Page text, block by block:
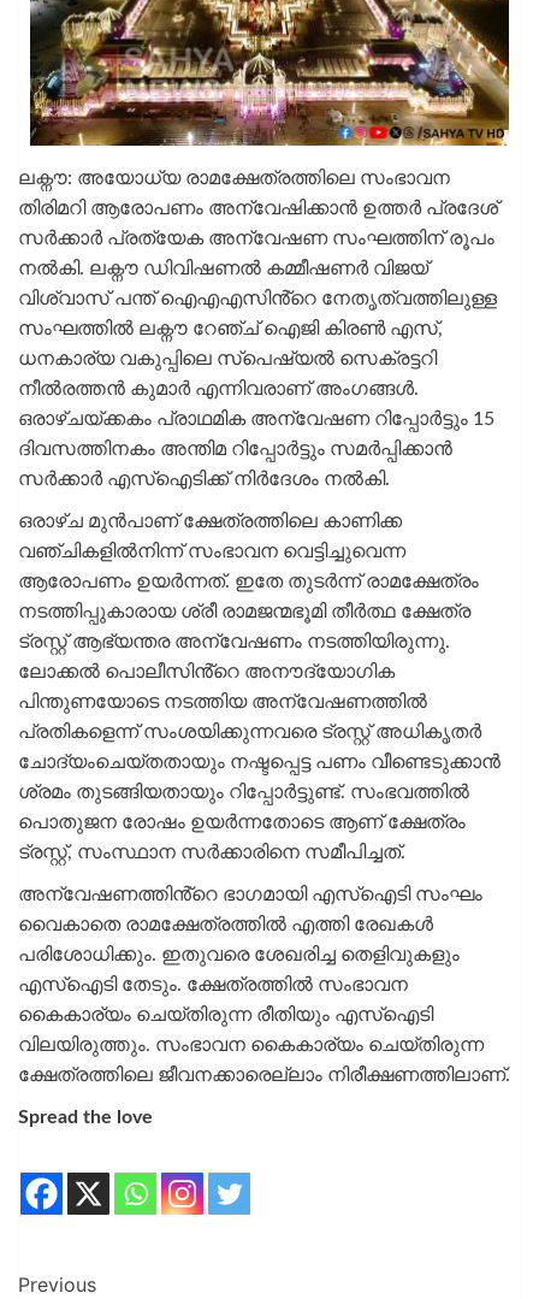
ലക്നൗ: അയോധ്യ രാമക്ഷേത്രത്തിലെ സംഭാവന
തിരിമറി ആരോപണം അന്വേഷിക്കാൻ ഉത്തർ പ്രദേശ്
സർക്കാർ പ്രത്യേക അന്വേഷണ സംഘത്തിന് രൂപം
നൽകി. ലക്നൗ ഡിവിഷണൽ കമ്മീഷണർ വിജയ്
വിശ്വാസ് പന്ത് ഐഎഎസിൻ്റെ നേതൃത്വത്തിലുള്ള
സംഘത്തിൽ ലക്നൗ റേഞ്ച് ഐജി കിരൺ എസ്,
ധനകാര്യ വകുപ്പിലെ സ്പെഷ്യൽ സെക്രട്ടറി
നീൽരത്തൻ കുമാർ എന്നിവരാണ് അം​ഗങ്ങൾ.
ഒരാഴ്ചയ്ക്കകം പ്രാഥമിക അന്വേഷണ റിപ്പോ‍ർട്ടും 15
ദിവസത്തിനകം അന്തിമ റിപ്പോർട്ടും സമർപ്പിക്കാൻ
സർക്കാർ എസ്ഐടിക്ക് നിർദേശം നൽകി.
ഒരാഴ്ച മുൻപാണ് ക്ഷേത്രത്തിലെ കാണിക്ക
വഞ്ചികളിൽനിന്ന് സംഭാവന വെട്ടിച്ചുവെന്ന
ആരോപണം ഉയർന്നത്. ഇതേ തുടർന്ന് രാമക്ഷേത്രം
നടത്തിപ്പുകാരായ ശ്രീ രാമജന്മഭൂമി തീ‍ർത്ഥ ക്ഷേത്ര
ട്രസ്റ്റ് ആഭ്യന്തര അന്വേഷണം നടത്തിയിരുന്നു.
ലോക്കൽ പൊലീസിൻ്റെ അനൗദ്യോ​ഗിക
പിന്തുണയോടെ നടത്തിയ അന്വേഷണത്തിൽ
പ്രതികളെന്ന് സംശയിക്കുന്നവരെ ട്രസ്റ്റ് അധികൃതർ
ചോദ്യംചെയ്തതായും നഷ്ടപ്പെട്ട പണം വീണ്ടെടുക്കാൻ
ശ്രമം തുടങ്ങിയതായും റിപ്പോർട്ടുണ്ട്. സംഭവത്തിൽ
പൊതുജന രോഷം ഉയർന്നതോടെ ആണ് ക്ഷേത്രം
ട്രസ്റ്റ്, സംസ്ഥാന സർക്കാരിനെ സമീപിച്ചത്.
അന്വേഷണത്തിൻ്റെ ഭാ​ഗമായി എസ്ഐടി സംഘം
വൈകാതെ രാമക്ഷേത്രത്തിൽ എത്തി രേഖകൾ
പരിശോധിക്കും. ഇതുവരെ ശേഖരിച്ച തെളിവുകളും
എസ്ഐടി തേടും. ക്ഷേത്രത്തിൽ സംഭാവന
കൈകാര്യം ചെയ്തിരുന്ന രീതിയും എസ്ഐടി
വിലയിരുത്തും. സംഭാവന കൈകാര്യം ചെയ്തിരുന്ന
ക്ഷേത്രത്തിലെ ജീവനക്കാരെല്ലാം നിരീക്ഷണത്തിലാണ്.
Spread the love
Previous